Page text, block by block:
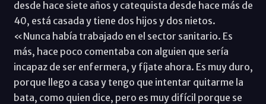
desde hace siete años y catequista desde hace más de
40, está casada y tiene dos hijos y dos nietos.
«Nunca había trabajado en el sector sanitario. Es
más, hace poco comentaba con alguien que sería
incapaz de ser enfermera, y fíjate ahora. Es muy duro,
porque llego a casa y tengo que intentar quitarme la
bata, como quien dice, pero es muy difícil porque se